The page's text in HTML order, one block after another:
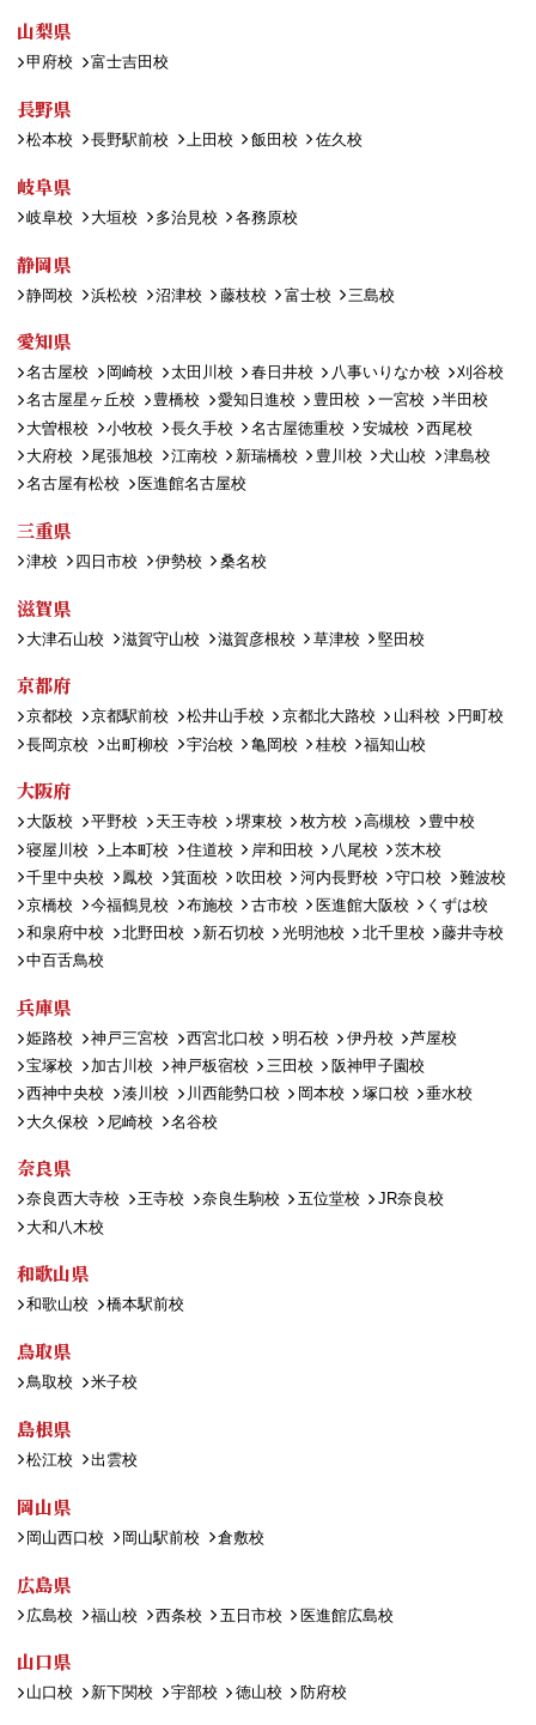
山梨県
甲府校 富士吉田校
長野県
松本校 長野駅前校 上田校 飯田校 佐久校
岐阜県
岐阜校 大垣校 多治見校 各務原校
静岡県
静岡校 浜松校 沼津校 藤枝校 富士校 三島校
愛知県
名古屋校 岡崎校 太田川校 春日井校 八事いりなか校
刈谷校
名古屋星ヶ丘校
豊橋校 愛知日進校 豊田校 一宮校
半田校
大曽根校
小牧校 長久手校 名古屋徳重校 安城校
西尾校
大府校
尾張旭校 江南校 新瑞橋校 豊川校 犬山校
津島校
名古屋有松校
医進館名古屋校
三重県
津校 四日市校 伊勢校 桑名校
滋賀県
大津石山校 滋賀守山校 滋賀彦根校 草津校 堅田校
京都府
京都校 京都駅前校 松井山手校 京都北大路校 山科校
円町校
長岡京校
出町柳校 宇治校 亀岡校 桂校 福知山校
大阪府
大阪校 平野校 天王寺校 堺東校 枚方校 高槻校
豊中校
寝屋川校
上本町校 住道校 岸和田校 八尾校
茨木校
千里中央校
鳳校 箕面校 吹田校 河内長野校 守口校
難波校
京橋校
今福鶴見校 布施校 古市校 医進館大阪校
くずは校
和泉府中校
北野田校 新石切校 光明池校 北千里校
藤井寺校
中百舌鳥校
兵庫県
姫路校 神戸三宮校 西宮北口校 明石校 伊丹校
芦屋校
宝塚校
加古川校 神戸板宿校 三田校
阪神甲子園校
西神中央校
湊川校 川西能勢口校 岡本校 塚口校
垂水校
大久保校
尼崎校 名谷校
奈良県
奈良西大寺校 王寺校 奈良生駒校 五位堂校
JR奈良校
大和八木校
和歌山県
和歌山校 橋本駅前校
鳥取県
鳥取校 米子校
島根県
松江校 出雲校
岡山県
岡山西口校 岡山駅前校 倉敷校
広島県
広島校 福山校 西条校 五日市校 医進館広島校
山口県
山口校 新下関校 宇部校 徳山校 防府校